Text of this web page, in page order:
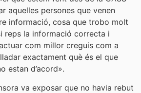
aquelles persones que venen
informació, cosa que trobo molt
reps la informació correcta i
com millor creguis com a
exactament què és el que
estan d’acord».
va exposar que no havia rebut